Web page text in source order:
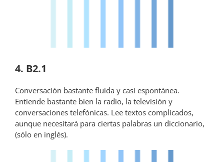
4. B2.1
Conversación bastante fluida y casi espontánea.
Entiende bastante bien la radio, la televisión y
conversaciones telefónicas. Lee textos complicados,
aunque necesitará para ciertas palabras un diccionario,
(sólo en inglés).